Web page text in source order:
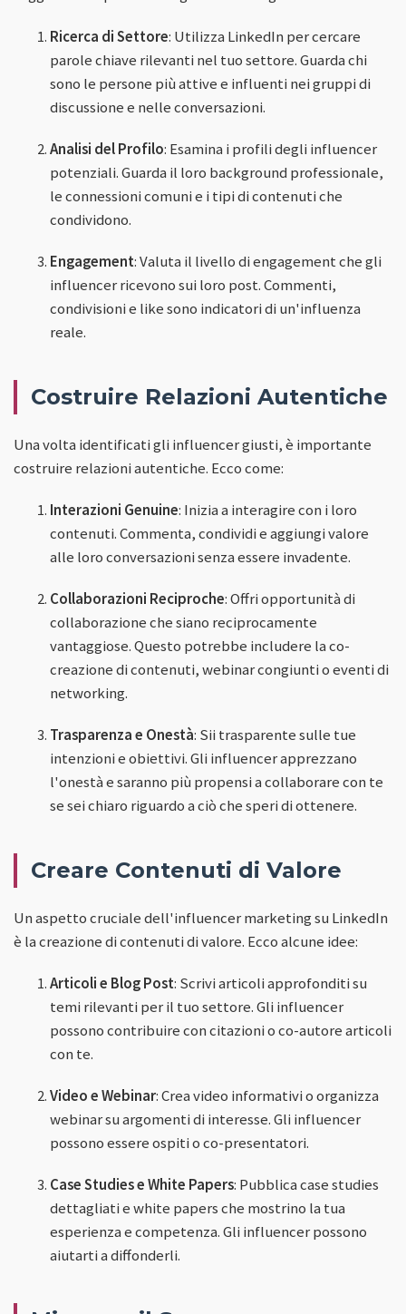
Ricerca di Settore: Utilizza LinkedIn per cercare
parole chiave rilevanti nel tuo settore. Guarda chi
sono le persone più attive e influenti nei gruppi di
discussione e nelle conversazioni.
Analisi del Profilo: Esamina i profili degli influencer
potenziali. Guarda il loro background professionale,
le connessioni comuni e i tipi di contenuti che
condividono.
Engagement: Valuta il livello di engagement che gli
influencer ricevono sui loro post. Commenti,
condivisioni e like sono indicatori di un'influenza
reale.
Costruire Relazioni Autentiche
Una volta identificati gli influencer giusti, è importante
costruire relazioni autentiche. Ecco come:
Interazioni Genuine: Inizia a interagire con i loro
contenuti. Commenta, condividi e aggiungi valore
alle loro conversazioni senza essere invadente.
Collaborazioni Reciproche: Offri opportunità di
collaborazione che siano reciprocamente
vantaggiose. Questo potrebbe includere la co-
creazione di contenuti, webinar congiunti o eventi di
networking.
Trasparenza e Onestà: Sii trasparente sulle tue
intenzioni e obiettivi. Gli influencer apprezzano
l'onestà e saranno più propensi a collaborare con te
se sei chiaro riguardo a ciò che speri di ottenere.
Creare Contenuti di Valore
Un aspetto cruciale dell'influencer marketing su LinkedIn
è la creazione di contenuti di valore. Ecco alcune idee:
Articoli e Blog Post: Scrivi articoli approfonditi su
temi rilevanti per il tuo settore. Gli influencer
possono contribuire con citazioni o co-autore articoli
con te.
Video e Webinar: Crea video informativi o organizza
webinar su argomenti di interesse. Gli influencer
possono essere ospiti o co-presentatori.
Case Studies e White Papers: Pubblica case studies
dettagliati e white papers che mostrino la tua
esperienza e competenza. Gli influencer possono
aiutarti a diffonderli.